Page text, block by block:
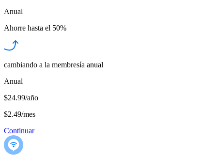
Anual
Ahorre hasta el 50%
cambiando a la membresía anual
Anual
$24.99/año
$2.49/mes
Continuar